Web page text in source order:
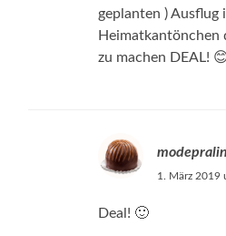
geplanten ) Ausflug
Heimatkantönchen
zu machen DEAL!
1. März 2019
Deal! 🙂